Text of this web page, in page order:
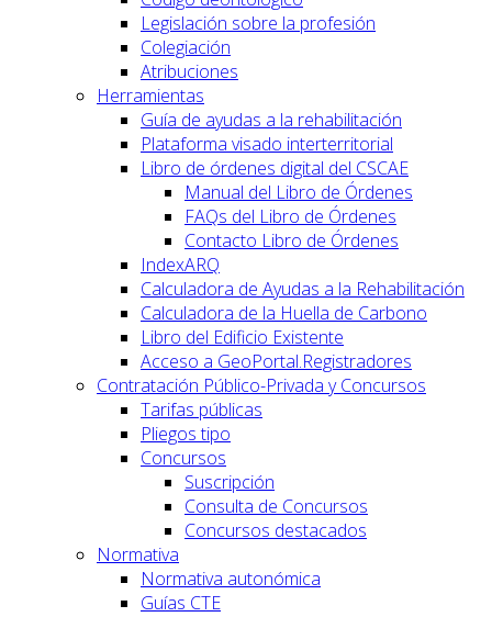
Legislación sobre la profesión
Colegiación
Atribuciones
Herramientas
Guía de ayudas a la rehabilitación
Plataforma visado interterritorial
Libro de órdenes digital del CSCAE
Manual del Libro de Órdenes
FAQs del Libro de Órdenes
Contacto Libro de Órdenes
IndexARQ
Calculadora de Ayudas a la Rehabilitación
Calculadora de la Huella de Carbono
Libro del Edificio Existente
Acceso a GeoPortal.Registradores
Contratación Público-Privada y Concursos
Tarifas públicas
Pliegos tipo
Concursos
Suscripción
Consulta de Concursos
Concursos destacados
Normativa
Normativa autonómica
Guías CTE